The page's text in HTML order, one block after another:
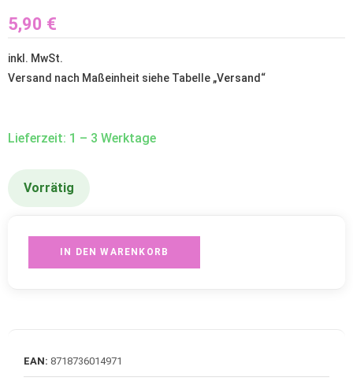
5,90 €
inkl. MwSt.
Versand nach Maßeinheit siehe Tabelle „Versand “
Lieferzeit: 1 – 3 Werktage
Vorrätig
IN DEN WARENKORB
EAN: 8718736014971